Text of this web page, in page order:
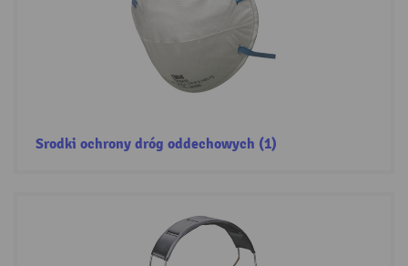
Srodki ochrony dróg oddechowych (1)